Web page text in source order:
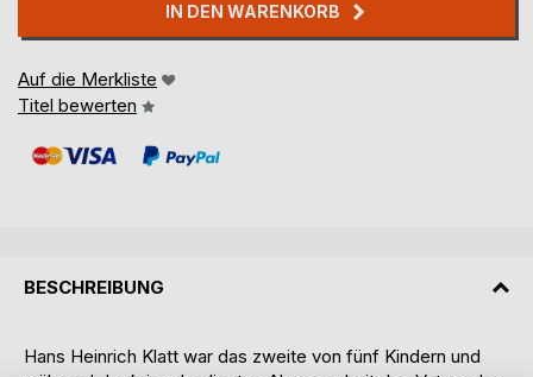
IN DEN WARENKORB
Auf die Merkliste
Titel bewerten
BESCHREIBUNG
Hans Heinrich Klatt war das zweite von fünf Kindern und